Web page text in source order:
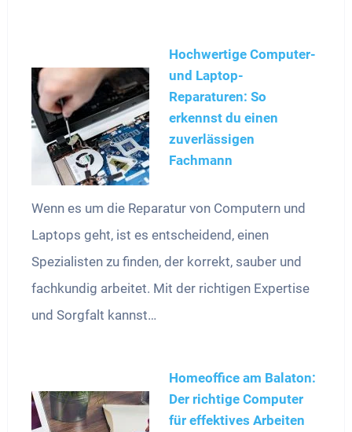
Hochwertige Computer-
und Laptop-
Reparaturen: So
erkennst du einen
zuverlässigen
Fachmann
Wenn es um die Reparatur von Computern und
Laptops geht, ist es entscheidend, einen
Spezialisten zu finden, der korrekt, sauber und
fachkundig arbeitet. Mit der richtigen Expertise
und Sorgfalt kannst…
Homeoffice am Balaton:
Der richtige Computer
für effektives Arbeiten